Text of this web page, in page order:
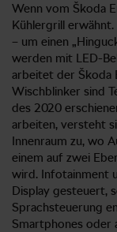
Wenn vom Škoda
Kühlergrill
– um einen
werden mit LED-
arbeitet der Škoda
Wischblinker sind
des 2020
arbeiten, versteht
Innenraum zu, wo
einem auf zwei
wird. Infotainment
Display gesteuert,
Sprachsteuerung
Smartphones oder